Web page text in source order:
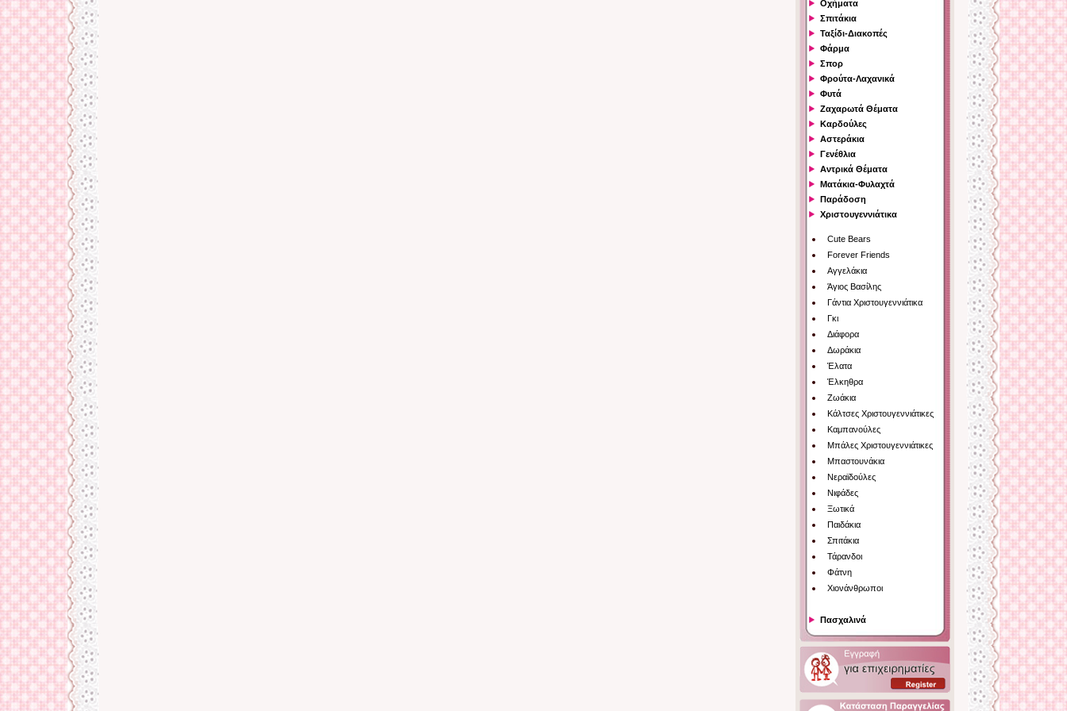
Οχήματα
Σπιτάκια
Ταξίδι-Διακοπές
Φάρμα
Σπορ
Φρούτα-Λαχανικά
Φυτά
Ζαχαρωτά Θέματα
Καρδούλες
Αστεράκια
Γενέθλια
Αντρικά Θέματα
Ματάκια-Φυλαχτά
Παράδοση
Χριστουγεννιάτικα
Cute Bears
Forever Friends
Αγγελάκια
Άγιος Βασίλης
Γάντια Χριστουγεννιάτικα
Γκι
Διάφορα
Δωράκια
Έλατα
Έλκηθρα
Ζωάκια
Κάλτσες Χριστουγεννιάτικες
Καμπανούλες
Μπάλες Χριστουγεννιάτικες
Μπαστουνάκια
Νεραϊδούλες
Νιφάδες
Ξωτικά
Παιδάκια
Σπιτάκια
Τάρανδοι
Φάτνη
Χιονάνθρωποι
Πασχαλινά